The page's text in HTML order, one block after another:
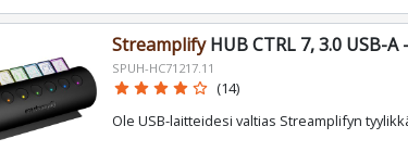
StreamplifyHUB CTRL 7, 3.0 USB-
SPUH-HC71217.11
star star star star star_border (14)
Ole USB-laitteidesi valtias Streamplifyn